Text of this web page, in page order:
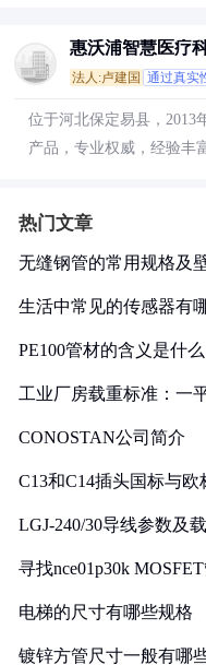
惠沃浦智慧医疗
法人:卢建国 通过真实
位于河北保定易县，2013
产品，专业权威，经验丰
热门文章
无缝钢管的常用规格及
生活中常见的传感器有
PE100管材的含义是什么
工业厂房载重标准：一
CONOSTAN公司简介
C13和C14插头国标与
LGJ-240/30导线参数及
寻找nce01p30k
电梯的尺寸有哪些规格
镀锌方管尺寸一般有哪